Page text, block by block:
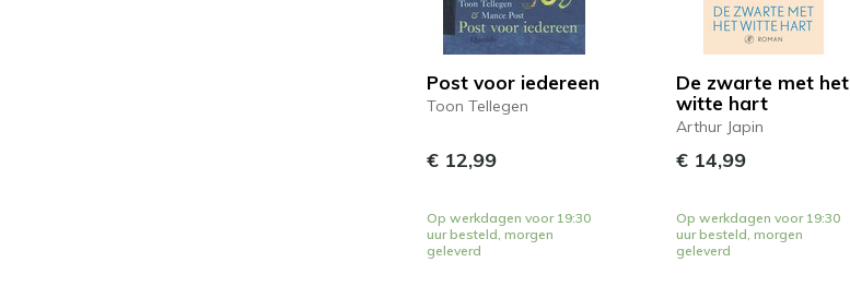
Post voor iedereen
Toon Tellegen
€ 12,99
Op werkdagen voor 19:30
uur besteld, morgen
geleverd
De zwarte met het
witte hart
Arthur Japin
€ 14,99
Op werkdagen voor 19:30
uur besteld, morgen
geleverd